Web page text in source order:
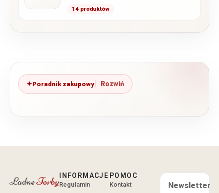
intensywnym…
14 produktów
Poradnik zakupowy
INFORMACJE
Regulamin
POMOC
Kontakt
Newsletter